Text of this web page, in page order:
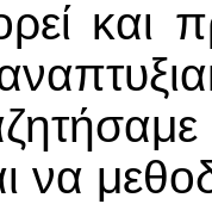
και
να